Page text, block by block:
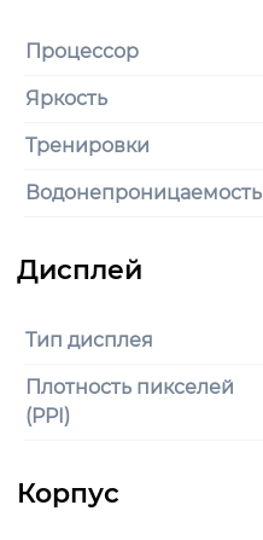
Процессор
Яркость
Тренировки
Водонепроницаемость
Тип дисплея
Плотность пикселей
(PPI)